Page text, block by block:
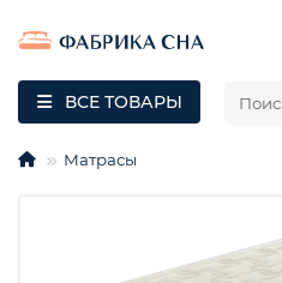
ВСЕ ТОВАРЫ
Матрасы